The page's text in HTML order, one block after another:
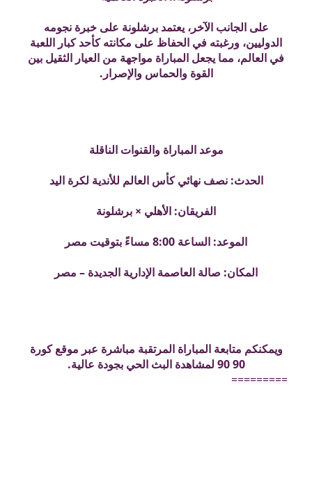
على الجانب الآخر، يعتمد برشلونة على خبرة نجومه
الدوليين، ورغبته في الحفاظ على مكانته كأحد كبار اللعبة
في العالم، مما يجعل المباراة مواجهة من العيار الثقيل بين
القوة والحماس والإصرار.
موعد المباراة والقنوات الناقلة
الحدث: نصف نهائي كأس العالم للأندية لكرة اليد
الفريقان: الأهلي × برشلونة
الموعد: الساعة 8:00 مساءً بتوقيت مصر
المكان: صالة العاصمة الإدارية الجديدة – مصر
ويمكنكم متابعة المباراة المرتقبة مباشرة عبر موقع كورة
90 90 لمشاهدة البث الحي بجودة عالية.
=========